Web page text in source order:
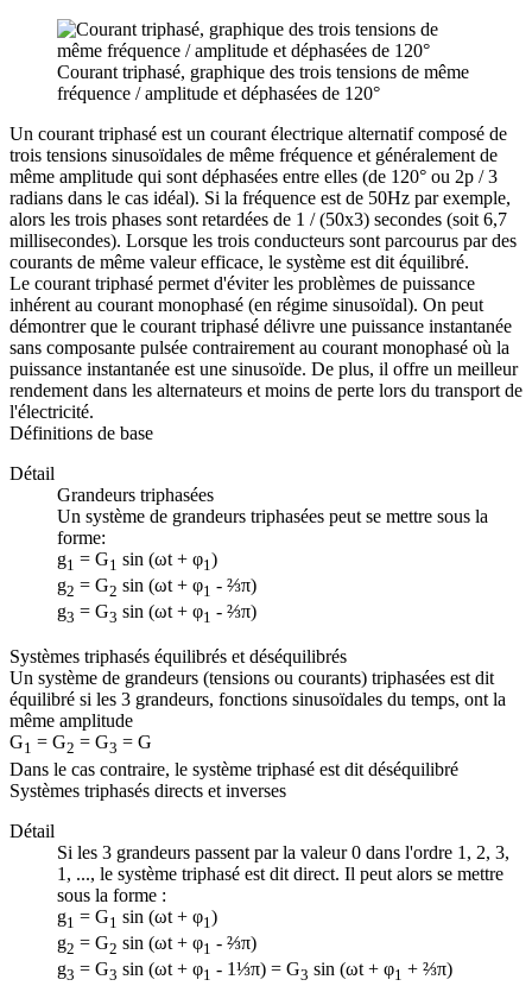
Courant triphasé, graphique des trois tensions de même
fréquence / amplitude et déphasées de 120°
Un courant triphasé est un courant électrique alternatif composé de
trois tensions sinusoïdales de même fréquence et généralement de
même amplitude qui sont déphasées entre elles (de 120° ou 2p / 3
radians dans le cas idéal). Si la fréquence est de 50Hz par exemple,
alors les trois phases sont retardées de 1 / (50x3) secondes (soit 6,7
millisecondes). Lorsque les trois conducteurs sont parcourus par des
courants de même valeur efficace, le système est dit équilibré.
Le courant triphasé permet d'éviter les problèmes de puissance
inhérent au courant monophasé (en régime sinusoïdal). On peut
démontrer que le courant triphasé délivre une puissance instantanée
sans composante pulsée contrairement au courant monophasé où la
puissance instantanée est une sinusoïde. De plus, il offre un meilleur
rendement dans les alternateurs et moins de perte lors du transport de
l'électricité.
Définitions de base
Détail
Grandeurs triphasées
Un système de grandeurs triphasées peut se mettre sous la
forme:
g1 = G1 sin (ωt + φ1)
g2 = G2 sin (ωt + φ1 - ⅔π)
g3 = G3 sin (ωt + φ1 - ⅔π)
Systèmes triphasés équilibrés et déséquilibrés
Un système de grandeurs (tensions ou courants) triphasées est dit
équilibré si les 3 grandeurs, fonctions sinusoïdales du temps, ont la
même amplitude
G1 = G2 = G3 = G
Dans le cas contraire, le système triphasé est dit déséquilibré
Systèmes triphasés directs et inverses
Détail
Si les 3 grandeurs passent par la valeur 0 dans l'ordre 1, 2, 3,
1, ..., le système triphasé est dit direct. Il peut alors se mettre
sous la forme :
g1 = G1 sin (ωt + φ1 )
g2 = G2 sin (ωt + φ1 - ⅔π)
g3 = G3 sin (ωt + φ1 - 1⅓π) = G3 sin (ωt + φ1 + ⅔π)